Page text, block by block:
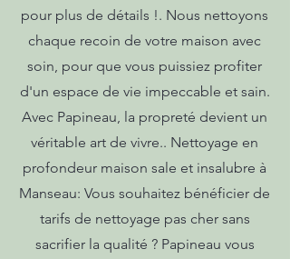
pour plus de détails !. Nous nettoyons
chaque recoin de votre maison avec
soin, pour que vous puissiez profiter
d'un espace de vie impeccable et sain.
Avec Papineau, la propreté devient un
véritable art de vivre.. Nettoyage en
profondeur maison sale et insalubre à
Manseau: Vous souhaitez bénéficier de
tarifs de nettoyage pas cher sans
sacrifier la qualité ? Papineau vous